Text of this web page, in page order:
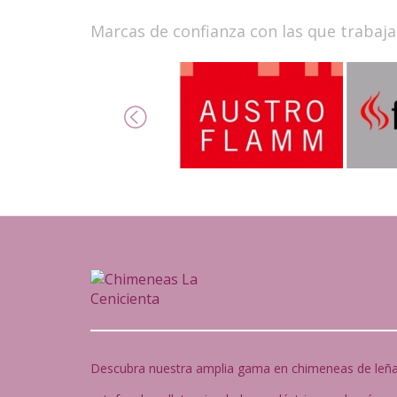
Marcas de confianza con las que
Descubra nuestra amplia gama en chimeneas de